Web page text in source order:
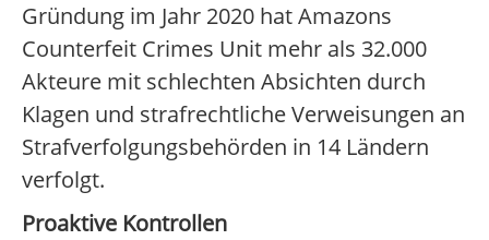
Gründung im Jahr 2020 hat Amazons
Counterfeit Crimes Unit mehr als 32.000
Akteure mit schlechten Absichten durch
Klagen und strafrechtliche Verweisungen an
Strafverfolgungsbehörden in 14 Ländern
verfolgt.
Proaktive Kontrollen